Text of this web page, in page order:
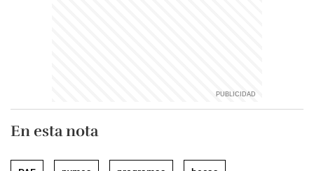
En esta nota